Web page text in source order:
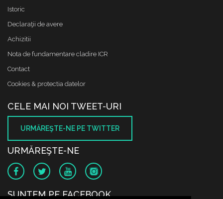
Istoric
Declaraţii de avere
Achizitii
Nota de fundamentare cladire ICR
Contact
Cookies & protectia datelor
CELE MAI NOI TWEET-URI
URMĂREŞTE-NE PE TWITTER
URMĂREŞTE-NE
SUNTEM PE FACEBOOK